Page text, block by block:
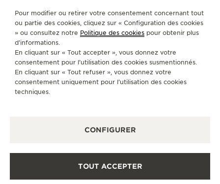
SUIVEZ-NOUS
S'INSCRIRE À LA NEWSLETTER
POLITIQUE DE CONFIDENTIALITÉ
FICHE RELATIVE AUX QUALITÉS ET CARACTÉRISTIQUES
Pour modifier ou retirer votre consentement concernant tout
ou partie des cookies, cliquez sur « Configuration des cookies
» ou consultez notre Politique des cookies pour obtenir plus
d’informations.
En cliquant sur « Tout accepter », vous donnez votre
consentement pour l’utilisation des cookies susmentionnés.
En cliquant sur « Tout refuser », vous donnez votre
consentement uniquement pour l’utilisation des cookies
techniques.
CONFIGURER
TOUT ACCEPTER